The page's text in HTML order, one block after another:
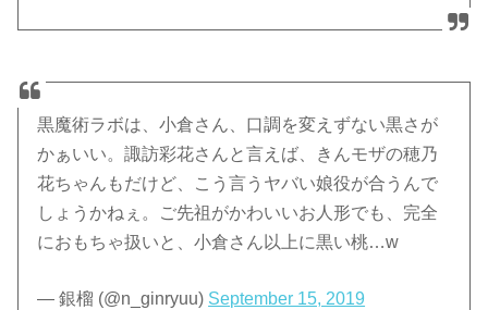
黒魔術ラボは、小倉さん、口調を変えずない黒さが
かぁいい。諏訪彩花さんと言えば、きんモザの穂乃
花ちゃんもだけど、こう言うヤバい娘役が合うんで
しょうかねぇ。ご先祖がかわいいお人形でも、完全
におもちゃ扱いと、小倉さん以上に黒い桃…w
— 銀榴 (@n_ginryuu) September 15, 2019